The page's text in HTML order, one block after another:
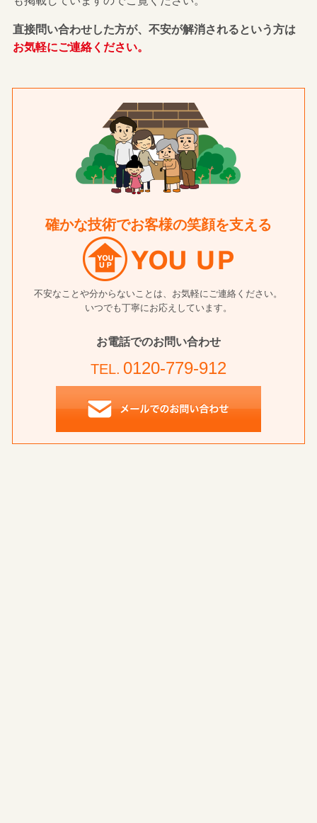
直接問い合わせした方が、不安が解消されるという方は
お気軽にご連絡ください。
確かな技術でお客様の笑顔を支える
不安なことや分からないことは、お気軽にご連絡ください。
いつでも丁寧にお応えしています。
お電話でのお問い合わせ
TEL. 0120-779-912